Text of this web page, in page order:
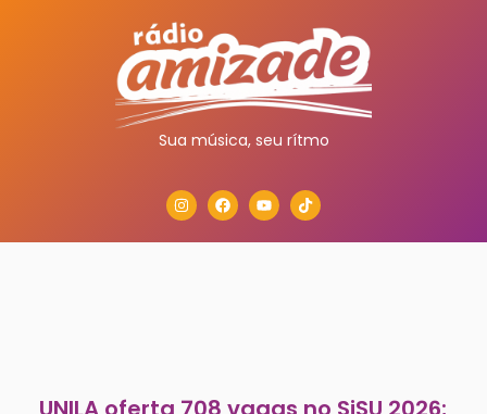
Sua música, seu rítmo